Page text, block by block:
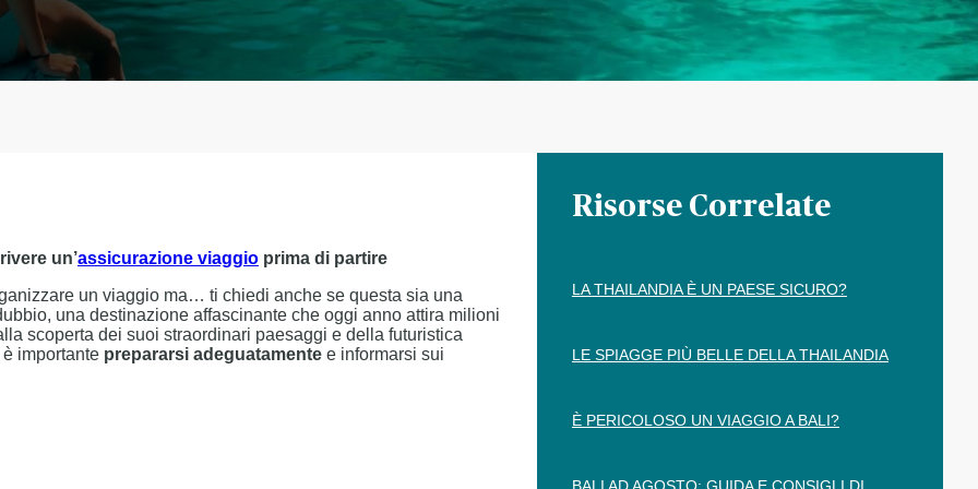
un’assicurazione viaggioprima di partire
un viaggio ma… ti chiedi anche se questa sia una
una destinazione affascinante che oggi anno attira milioni
scoperta dei suoi straordinari paesaggi e della futuristica
importante prepararsi adeguatamente e informarsi sui
Risorse Correlate
LA THAILANDIA È UN PAESE SICURO?
LE SPIAGGE PIÙ BELLE DELLA THAILANDIA
È PERICOLOSO UN VIAGGIO A BALI?